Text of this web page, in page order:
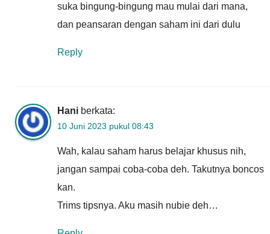
suka bingung-bingung mau mulai dari mana,
dan peansaran dengan saham ini dari dulu
Reply
Hani berkata:
10 Juni 2023 pukul 08:43
Wah, kalau saham harus belajar khusus nih,
jangan sampai coba-coba deh. Takutnya boncos
kan.
Trims tipsnya. Aku masih nubie deh…